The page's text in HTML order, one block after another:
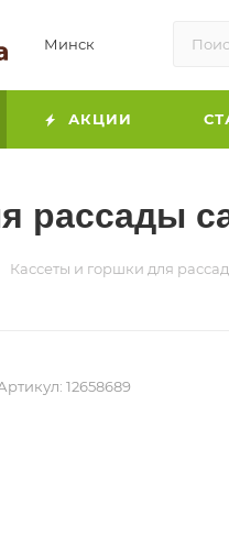
Минск
АКЦИИ
рассады
Кассеты и горшки для
12658689